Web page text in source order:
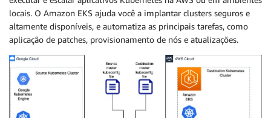
locais. O Amazon EKS ajuda você a implantar clusters seguros e
altamente disponíveis, e automatiza as principais tarefas, como
aplicação de patches, provisionamento de nós e atualizações.